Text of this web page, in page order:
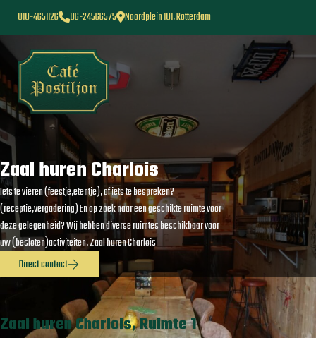
010-4651126 06-24566575 Noordplein 101, Rotterdam
Zaal huren Charlois
Iets te vieren (feestje,etentje), of iets te bespreken?
(receptie,vergadering) En op zoek naar een geschikte ruimte voor
deze gelegenheid? Wij hebben diverse ruimtes beschikbaar voor
uw (besloten)activiteiten. Zaal huren Charlois
Direct contact
Zaal huren Charlois, Ruimte 1